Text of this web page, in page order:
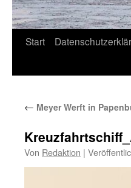
Start
← Meyer Werft in
Von Redaktion |